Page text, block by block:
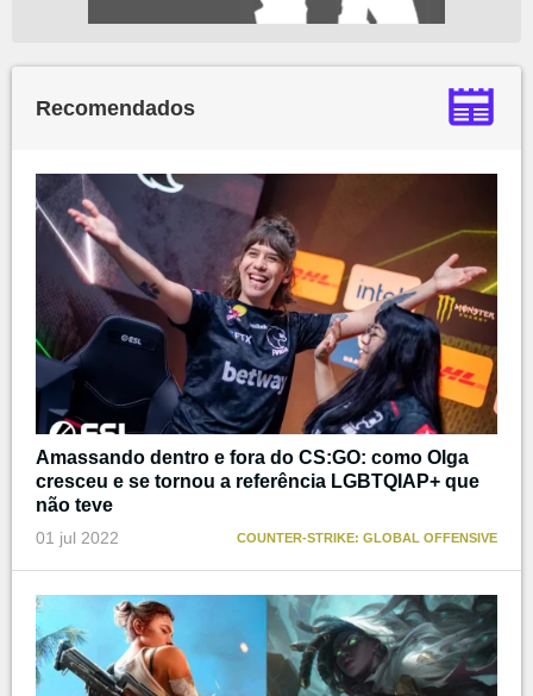
Recomendados
Amassando dentro e fora do CS:GO: como Olga
cresceu e se tornou a referência LGBTQIAP+ que
não teve
01 jul 2022 COUNTER-STRIKE: GLOBAL OFFENSIVE